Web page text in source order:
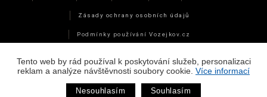
Tento web by rád používal k poskytování služeb, personalizaci
reklam a analýze návštěvnosti soubory cookie. Více informací
Nesouhlasím Souhlasím
Zásady ochrany osobních údajů
Podmínky používání Vozejkov.cz
Webdesign&Webhosting&publikační systém Toolkit-
Studio